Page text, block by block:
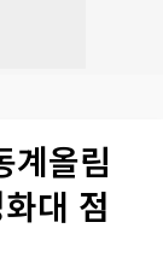
계올림
대 점